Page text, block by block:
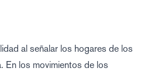
al señalar los hogares de los
En los movimientos de los